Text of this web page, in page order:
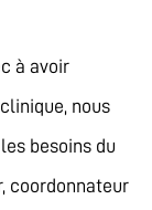
à avoir
nous
besoins du
coordonnateur